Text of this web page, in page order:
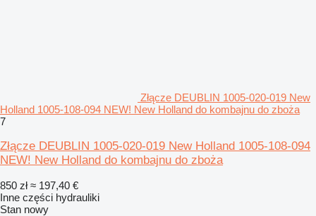
Złącze DEUBLIN 1005-020-019 New
Holland 1005-108-094 NEW! New Holland do kombajnu do zboża
7
Złącze DEUBLIN 1005-020-019 New Holland 1005-108-094
NEW! New Holland do kombajnu do zboża
850 zł ≈ 197,40 €
Inne części hydrauliki
Stan nowy